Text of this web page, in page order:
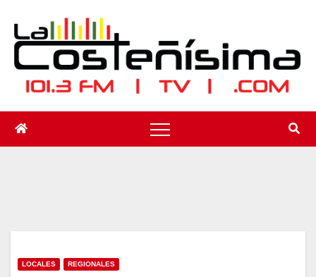
contenido
LOCALES REGIONALES